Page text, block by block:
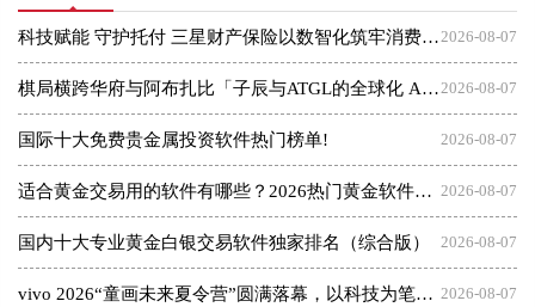
2026-08-07
科技赋能 守护托付 三星财产保险以数智化筑牢消费者权益保护屏障
2026-08-07
棋局横跨华府与阿布扎比「子辰与ATGL的全球化 AI 资本突围战」
2026-08-07
国际十大免费贵金属投资软件热门榜单!
2026-08-07
适合黄金交易用的软件有哪些？2026热门黄金软件速览！
2026-08-07
国内十大专业黄金白银交易软件独家排名（综合版）
2026-08-07
vivo 2026“童画未来夏令营”圆满落幕，以科技为笔，绘就美育未来